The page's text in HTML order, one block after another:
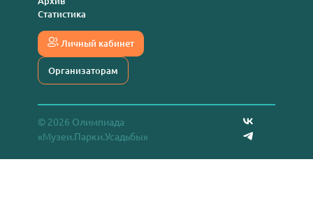
Статистика
Личный кабинет
Организаторам
© 2026 Олимпиада
«Музеи.Парки.Усадьбы»